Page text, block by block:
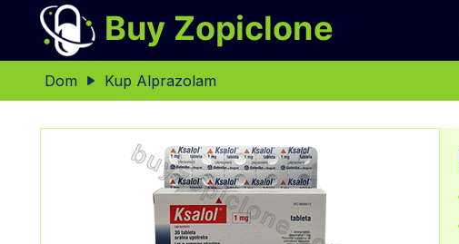
Dom Kup Alprazolam